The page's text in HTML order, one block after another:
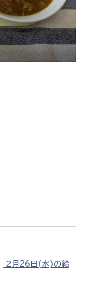
２月26日(水)の給